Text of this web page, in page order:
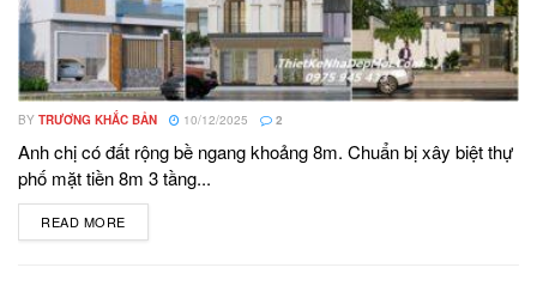
BY TRƯƠNG KHẮC BẢN 10/12/2025 2
Anh chị có đất rộng bề ngang khoảng 8m. Chuẩn bị xây biệt thự
phố mặt tiền 8m 3 tầng...
READ MORE